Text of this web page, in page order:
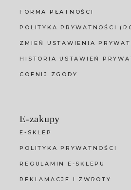
FORMA PŁATNOŚCI
POLITYKA PRYWATNOŚCI
ZMIEŃ USTAWIENIA
HISTORIA USTAWIEŃ
COFNIJ ZGODY
E-zakupy
E-SKLEP
POLITYKA PRYWATNOŚCI
REGULAMIN E-SKLEPU
REKLAMACJE I ZWROTY